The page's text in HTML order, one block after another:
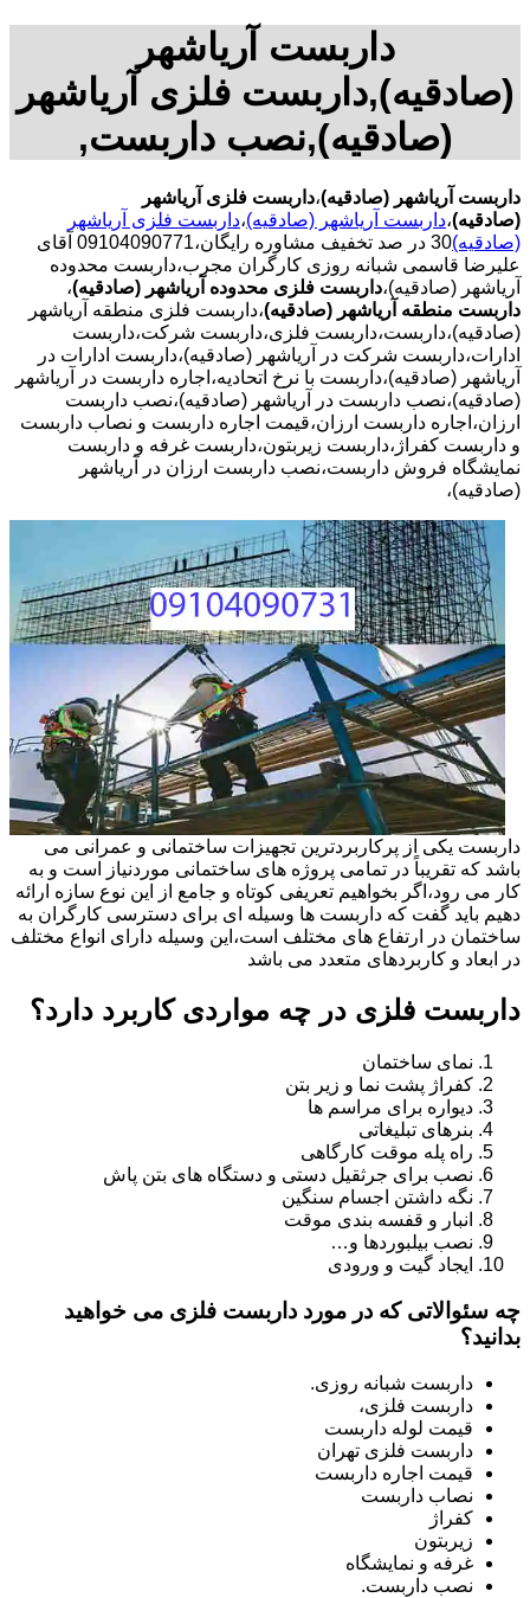
داربست آریاشهر
(صادقیه),داربست فلزی آریاشهر
(صادقیه),نصب داربست,
داربست آریاشهر (صادقیه)،داربست فلزی آریاشهر
(صادقیه)،داربست آریاشهر (صادقیه)،داربست فلزی آریاشهر
(صادقیه)
30 در صد تخفیف مشاوره رایگان،09104090771 آقای
علیرضا قاسمی شبانه روزی کارگران مجرب،داربست محدوده
آریاشهر (صادقیه)،داربست فلزی محدوده آریاشهر (صادقیه)،
داربست منطقه آریاشهر (صادقیه)،داربست فلزی منطقه آریاشهر
(صادقیه)،داربست،داربست فلزی،داربست شرکت،داربست
ادارات،داربست شرکت در آریاشهر (صادقیه)،داربست ادارات در
آریاشهر (صادقیه)،داربست با نرخ اتحادیه،اجاره داربست در آریاشهر
(صادقیه)،نصب داربست در آریاشهر (صادقیه)،نصب داربست
ارزان،اجاره داربست ارزان،قیمت اجاره داربست و نصاب داربست
و داربست کفراژ،داربست زیربتون،داربست غرفه و داربست
نمایشگاه فروش داربست،نصب داربست ارزان در آریاشهر
(صادقیه)،
داربست یکی از پرکاربردترین تجهیزات ساختمانی و عمرانی می
باشد که تقریباً در تمامی پروژه های ساختمانی موردنیاز است و به
کار می رود،اگر بخواهیم تعریفی کوتاه و جامع از این نوع سازه ارائه
دهیم باید گفت که داربست ها وسیله ای برای دسترسی کارگران به
ساختمان در ارتفاع های مختلف است،این وسیله دارای انواع مختلف
در ابعاد و کاربردهای متعدد می باشد
داربست فلزی در چه مواردی کاربرد دارد؟
نمای ساختمان
کفراژ پشت نما و زیر بتن
دیواره برای مراسم ها
بنرهای تبلیغاتی
راه پله موقت کارگاهی
نصب برای جرثقیل دستی و دستگاه های بتن پاش
نگه داشتن اجسام سنگین
انبار و قفسه بندی موقت
نصب بیلبوردها و…
ایجاد گیت و ورودی
چه سئوالاتی که در مورد داربست فلزی می خواهید
بدانید؟
داربست شبانه روزی.
داربست فلزی،
قیمت لوله داربست
داربست فلزی تهران
قیمت اجاره داربست
نصاب داربست
کفراژ
زیربتون
غرفه و نمایشگاه
نصب داربست.